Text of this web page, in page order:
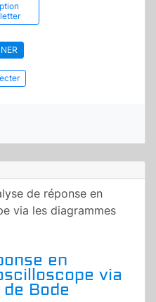
de réponse en
via les diagrammes
en
via
Bode